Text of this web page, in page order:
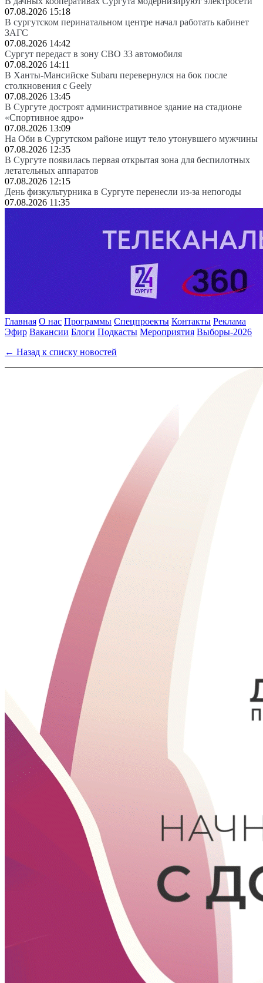
07.08.2026 15:18
В сургутском перинатальном центре начал работать кабинет
ЗАГС
07.08.2026 14:42
Сургут передаст в зону СВО 33 автомобиля
07.08.2026 14:11
В Ханты-Мансийске Subaru перевернулся на бок после
столкновения с Geely
07.08.2026 13:45
В Сургуте достроят административное здание на стадионе
«Спортивное ядро»
07.08.2026 13:09
На Оби в Сургутском районе ищут тело утонувшего мужчины
07.08.2026 12:35
В Сургуте появилась первая открытая зона для беспилотных
летательных аппаратов
07.08.2026 12:15
День физкультурника в Сургуте перенесли из-за непогоды
07.08.2026 11:35
Главная О нас Программы Спецпроекты Контакты Реклама
Эфир Вакансии Блоги Подкасты Мероприятия Выборы-2026
← Назад к списку новостей